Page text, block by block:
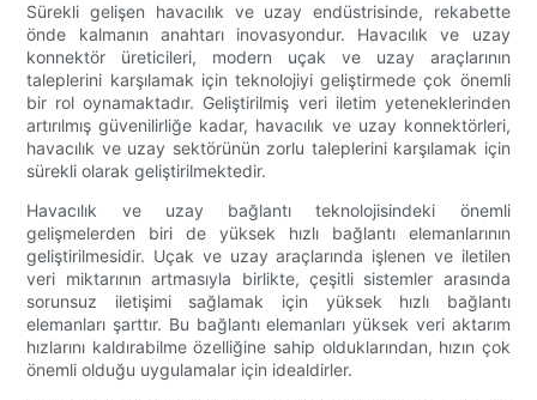
Sürekli gelişen havacılık ve uzay endüstrisinde, rekabette
önde kalmanın anahtarı inovasyondur. Havacılık ve uzay
konnektör üreticileri, modern uçak ve uzay araçlarının
taleplerini karşılamak için teknolojiyi geliştirmede çok önemli
bir rol oynamaktadır. Geliştirilmiş veri iletim yeteneklerinden
artırılmış güvenilirliğe kadar, havacılık ve uzay konnektörleri,
havacılık ve uzay sektörünün zorlu taleplerini karşılamak için
sürekli olarak geliştirilmektedir.
Havacılık ve uzay bağlantı teknolojisindeki önemli
gelişmelerden biri de yüksek hızlı bağlantı elemanlarının
geliştirilmesidir. Uçak ve uzay araçlarında işlenen ve iletilen
veri miktarının artmasıyla birlikte, çeşitli sistemler arasında
sorunsuz iletişimi sağlamak için yüksek hızlı bağlantı
elemanları şarttır. Bu bağlantı elemanları yüksek veri aktarım
hızlarını kaldırabilme özelliğine sahip olduklarından, hızın çok
önemli olduğu uygulamalar için idealdirler.